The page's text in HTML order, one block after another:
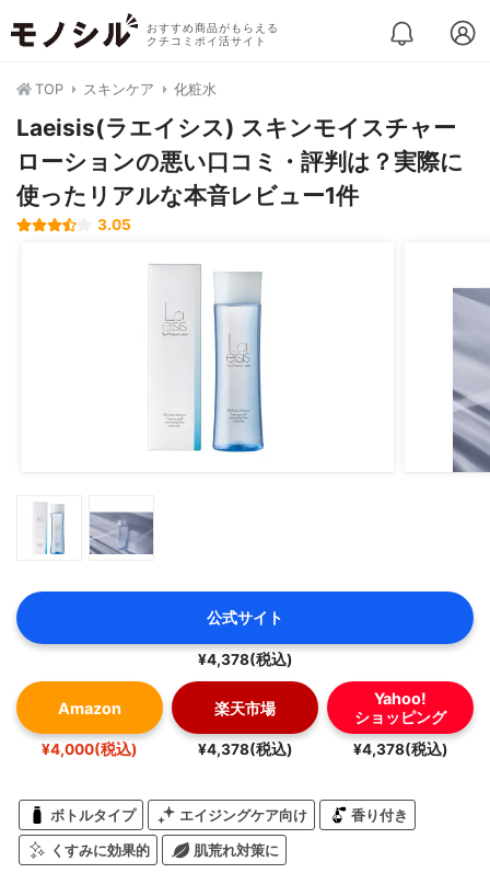
おすすめ商品がもらえる
クチコミポイ活サイト
TOP スキンケア 化粧水
Laeisis(ラエイシス) スキンモイスチャー
ローションの悪い口コミ・評判は？実際に
使ったリアルな本音レビュー1件
3.05
公式サイト
¥4,378(税込)
Amazon
¥4,000(税込)
楽天市場
¥4,378(税込)
Yahoo!
ショッピング
¥4,378(税込)
ボトルタイプ エイジングケア向け 香り付き
くすみに効果的 肌荒れ対策に